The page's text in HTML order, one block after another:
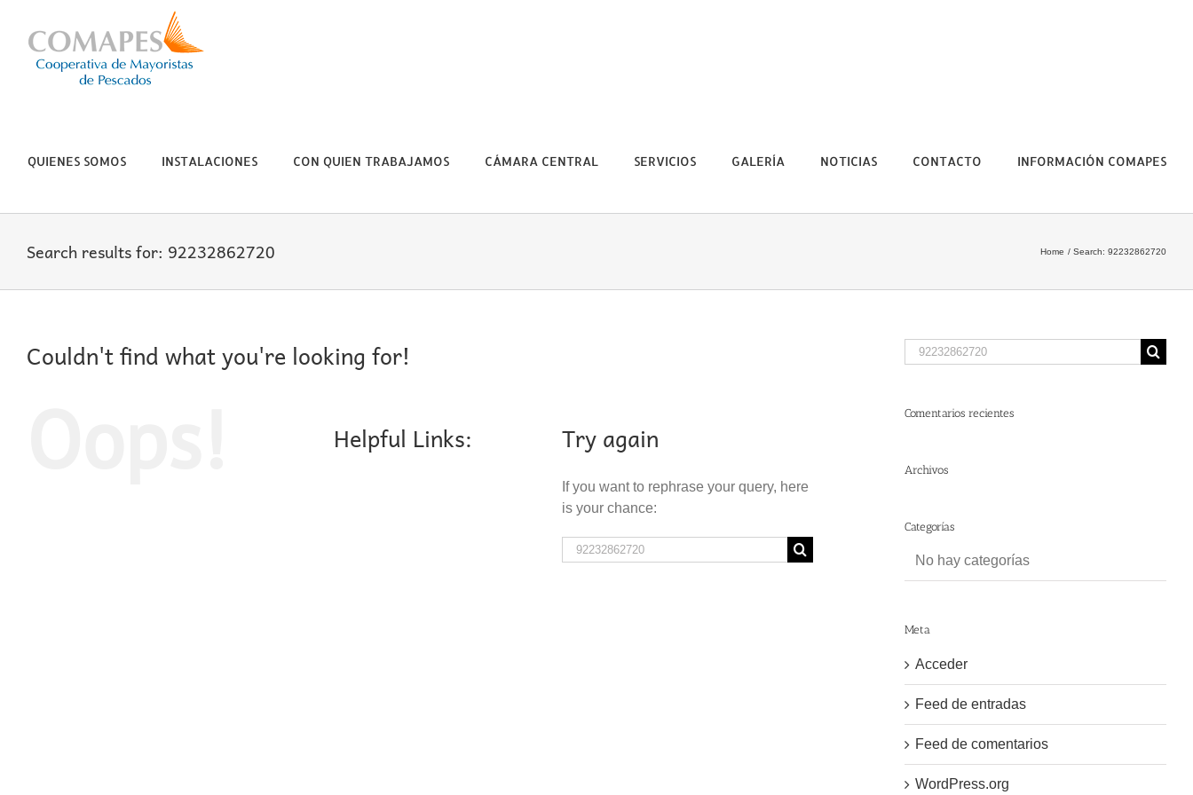
content
QUIENES SOMOS INSTALACIONES CON QUIEN TRABAJAMOS CÁMARA CENTRAL SERVICIOS GALERÍA NOTICIAS CONTACTO INFORMACIÓN COMAPES
Search results for: 92232862720 Home Search: 92232862720
Couldn't find what you're looking for!
Helpful Links: Try again
If you want to rephrase your query, here
is your chance:
Search
for:
Search
for:
Comentarios recientes
Archivos
Categorías
No hay categorías
Meta
Acceder
Feed de entradas
Feed de comentarios
WordPress.org